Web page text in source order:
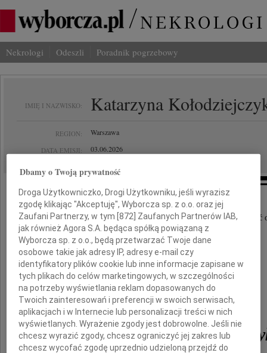
Nekrologi Odeszli Poradnik pogrzebowy
IMIĘ I NAZWISKO: Katarzyna
REGION: Warszawa
DATA EMISJI: 03.06.2026
Z ogromnym smutkiem i żalem przyjęliśmy wiadomość
Pani
Profesor
Katarzyny
Dbamy o Twoją prywatność
Droga Użytkowniczko, Drogi Użytkowniku, jeśli wyrazisz
zgodę klikając "Akceptuję", Wyborcza sp. z o.o. oraz jej
Zaufani Partnerzy, w tym [872 ] Zaufanych Partnerów IAB,
jak również Agora S.A. będąca spółką powiązaną z
Wyborcza sp. z o.o., będą przetwarzać Twoje dane
osobowe takie jak adresy IP, adresy e-mail czy
identyfikatory plików cookie lub inne informacje zapisane w
tych plikach do celów marketingowych, w szczególności
na potrzeby wyświetlania reklam dopasowanych do
Twoich zainteresowań i preferencji w swoich serwisach,
aplikacjach i w Internecie lub personalizacji treści w nich
wyświetlanych. Wyrażenie zgody jest dobrowolne. Jeśli nie
chcesz wyrazić zgody, chcesz ograniczyć jej zakres lub
chcesz wycofać zgodę uprzednio udzieloną przejdź do